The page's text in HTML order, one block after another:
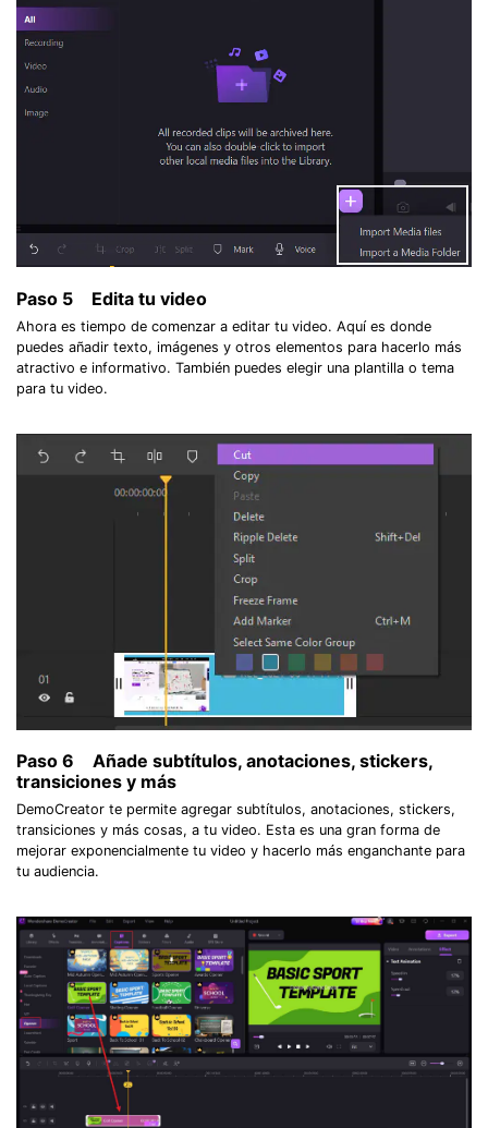
Paso 5 Edita tu video
Ahora es tiempo de comenzar a editar tu video. Aquí es donde
puedes añadir texto, imágenes y otros elementos para hacerlo más
atractivo e informativo. También puedes elegir una plantilla o tema
para tu video.
Paso 6
Añade subtítulos, anotaciones, stickers,
transiciones y más
DemoCreator te permite agregar subtítulos, anotaciones, stickers,
transiciones y más cosas, a tu video. Esta es una gran forma de
mejorar exponencialmente tu video y hacerlo más enganchante para
tu audiencia.